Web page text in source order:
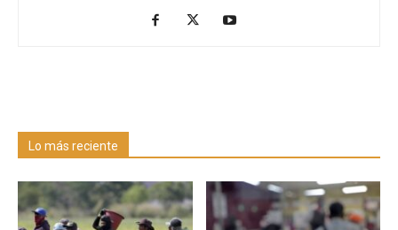
Lo más reciente